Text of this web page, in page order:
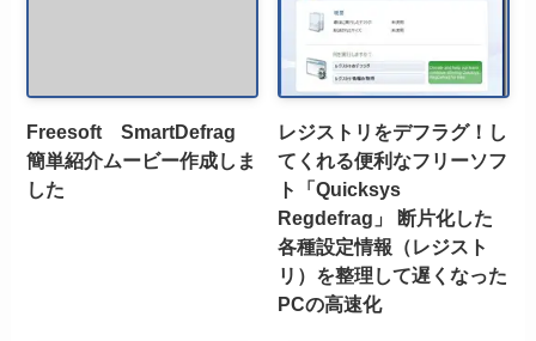
Freesoft SmartDefrag
簡単紹介ムービー作成しま
した
レジストリをデフラグ！し
てくれる便利なフリーソフ
ト「Quicksys
Regdefrag」 断片化した
各種設定情報（レジスト
リ）を整理して遅くなった
PCの高速化